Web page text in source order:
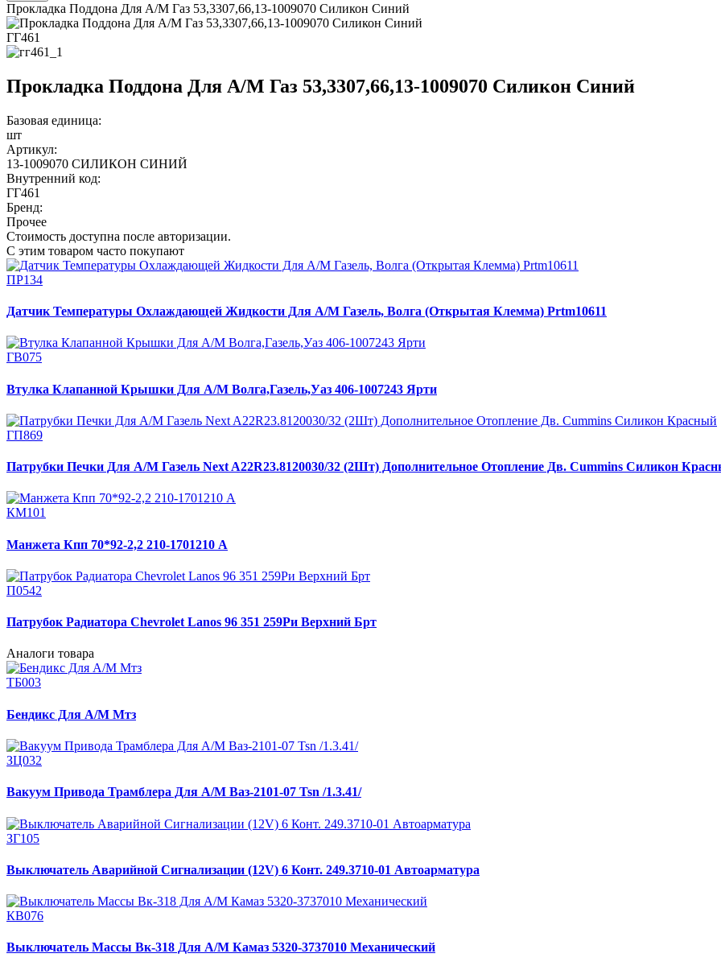
Прокладка Поддона Для А/М Газ 53,3307,66,13-1009070 Силикон Синий
ГГ461
Прокладка Поддона Для А/М Газ 53,3307,66,13-1009070 Силикон Синий
Базовая единица:
шт
Артикул:
13-1009070 СИЛИКОН СИНИЙ
Внутренний код:
ГГ461
Бренд:
Прочее
Стоимость доступна после авторизации.
С этим товаром часто покупают
ПР134
Датчик Температуры Охлаждающей Жидкости Для А/М Газель, Волга (Открытая Клемма) Prtm10611
ГВ075
Втулка Клапанной Крышки Для А/М Волга,Газель,Уаз 406-1007243 Ярти
ГП869
Патрубки Печки Для А/М Газель Next A22R23.8120030/32 (2Шт) Дополнительное Отопление Дв. Cummins Силикон
КМ101
Манжета Кпп 70*92-2,2 210-1701210 А
П0542
Патрубок Радиатора Chevrolet Lanos 96 351 259Ри Верхний Брт
Аналоги товара
ТБ003
Бендикс Для А/М Мтз
ЗЦ032
Вакуум Привода Трамблера Для А/М Ваз-2101-07 Tsn /1.3.41/
ЗГ105
Выключатель Аварийной Сигнализации (12V) 6 Конт. 249.3710-01 Автоарматура
КВ076
Выключатель Массы Вк-318 Для А/М Камаз 5320-3737010 Механический